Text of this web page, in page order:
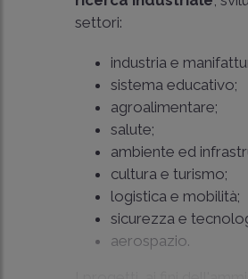
settori:
industria e
sistema educativo;
agroalimentare;
salute;
ambiente ed
cultura e turismo;
logistica e mobilità;
sicurezza e
aerospazio.